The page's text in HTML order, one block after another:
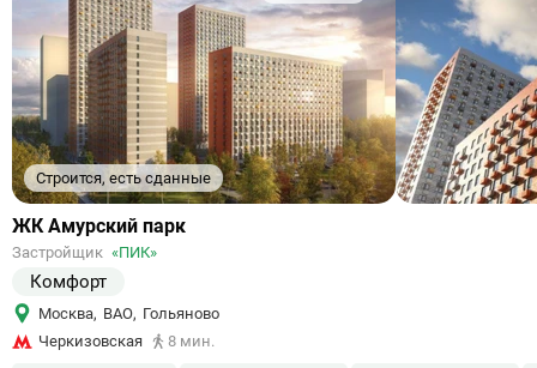
Строится, есть сданные
Ссылка
объект
ЖК Амурский парк
Застройщик «ПИК»
Комфорт
Москва, ВАО, Гольяново
Черкизовская
8 мин.